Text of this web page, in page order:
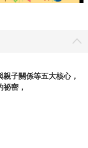
子關係等五大核心，
密，